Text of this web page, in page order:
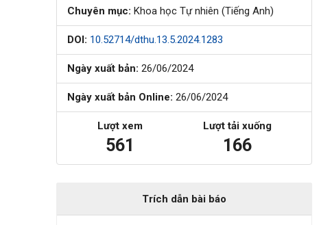
viết
Chuyên mục: Khoa học Tự nhiên (Tiếng Anh)
DOI: 10.52714/dthu.13.5.2024.1283
Ngày xuất bản: 26/06/2024
Ngày xuất bản Online: 26/06/2024
Lượt xem
561
Lượt tải xuống
166
Trích dẫn bài báo